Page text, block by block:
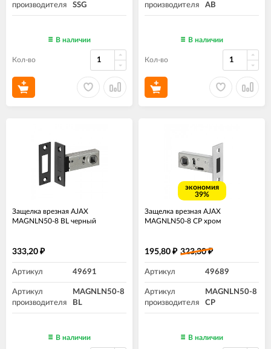
производителя
SSG
В наличии
Кол-во
производителя
AB
В наличии
Кол-во
Защелка врезная AJAX
MAGNLN50-8 BL черный
333,20 ₽
Артикул 49691
Артикул
производителя
MAGNLN50-8
BL
В наличии
экономия
39%
Защелка врезная AJAX
MAGNLN50-8 CP хром
195,80 ₽ 323,30₽
Артикул 49689
Артикул
производителя
MAGNLN50-8
CP
В наличии